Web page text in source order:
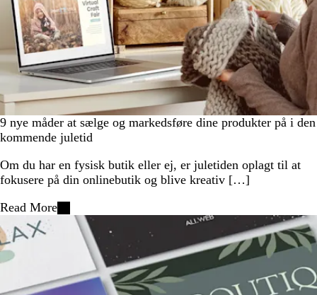
9 nye måder at sælge og markedsføre dine produkter på i den
kommende juletid
Om du har en fysisk butik eller ej, er juletiden oplagt til at
fokusere på din onlinebutik og blive kreativ […]
Read More